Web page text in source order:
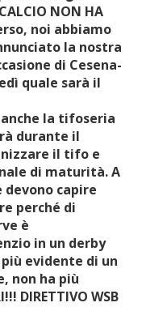
NON HA
noi abbiamo
la nostra
di Cesena-
quale sarà il
la tifoseria
durante il
il tifo e
di maturità. A
capire
perché di
è
in un derby
evidente di un
non ha più
DIRETTIVO WSB